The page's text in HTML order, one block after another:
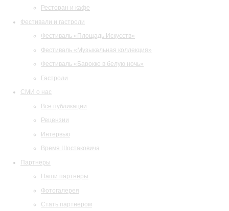
Ресторан и кафе
Фестивали и гастроли
Фестиваль «Площадь Искусств»
Фестиваль «Музыкальная коллекция»
Фестиваль «Барокко в белую ночь»
Гастроли
СМИ о нас
Все публикации
Рецензии
Интервью
Время Шостаковича
Партнеры
Наши партнеры
Фотогалерея
Стать партнером